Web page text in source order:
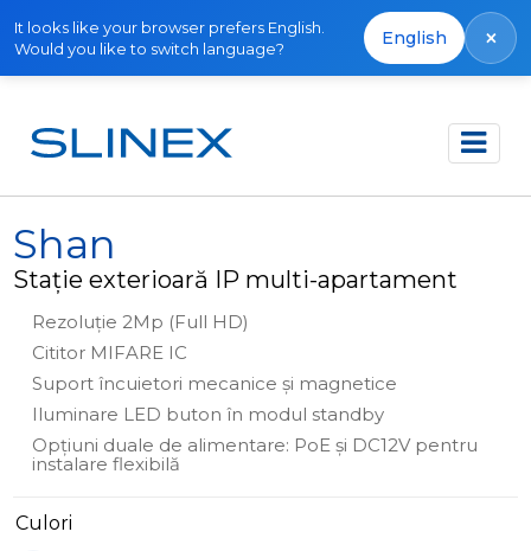
It looks like your browser prefers English.
Would you like to switch language?
English ×
Acasă Produse IP Direct
Shan
Stație exterioară IP multi-apartament
Rezoluție 2Mp (Full HD)
Cititor MIFARE IC
Suport încuietori mecanice și magnetice
Iluminare LED buton în modul standby
Opțiuni duale de alimentare: PoE și DC12V pentru
instalare flexibilă
Culori